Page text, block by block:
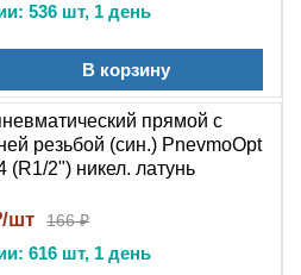
536 шт, 1 день
В корзину
прямой с
резьбой (син.) PnevmoOpt
(R1/2") никел. латунь
шт 166 ₽
616 шт, 1 день